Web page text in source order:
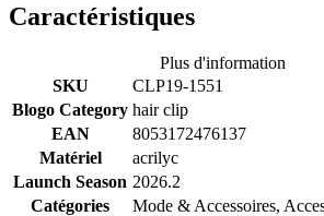
Caractéristiques
Plus d'information
SKU
CLP19-1551
Blogo Category hair clip
EAN
8053172476137
Matériel
acrilyc
Launch Season 2026.2
Catégories
Mode & Accessoires,